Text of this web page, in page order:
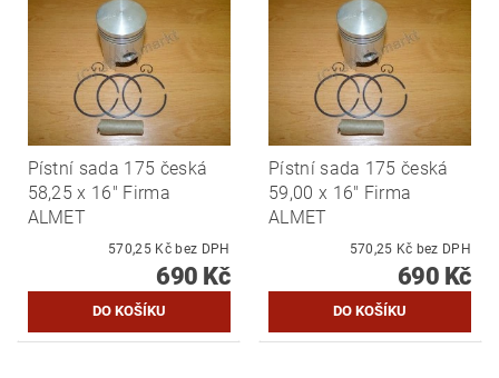
Pístní sada 175 česká
58,25 x 16" Firma
ALMET
570,25 Kč bez DPH
690 Kč
Pístní sada 175 česká
59,00 x 16" Firma
ALMET
570,25 Kč bez DPH
690 Kč